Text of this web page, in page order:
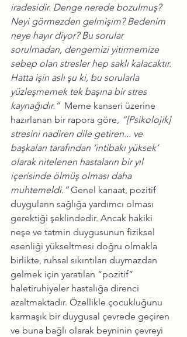
iradesidir. Denge nerede bozulmuş?
Neyi görmezden gelmişim? Bedenim
neye hayır diyor? Bu sorular
sorulmadan, dengemizi yitirmemize
sebep olan stresler hep saklı kalacaktır.
Hatta işin aslı şu ki, bu sorularla
yüzleşmemek tek başına bir stres
kaynağıdır.”
  Meme kanseri üzerine
hazırlanan bir rapora göre, “[Psikolojik]
stresini nadiren dile getiren... ve
başkaları tarafından ‘intibakı yüksek’
olarak nitelenen hastaların bir yıl
içerisinde ölmüş olması daha
muhtemeldi.” Genel kanaat, pozitif
duyguların sağlığa yardımcı olması
gerektiği şeklindedir. Ancak hakiki
neşe ve tatmin duygusunun fiziksel
esenliği yükseltmesi doğru olmakla
birlikte, ruhsal sıkıntıları duymazdan
gelmek için yaratılan “pozitif”
haletiruhiyeler hastalığa direnci
azaltmaktadır. Özellikle çocukluğunu
karmaşık bir duygusal çevrede geçiren
ve buna bağlı olarak beyninin çevreyi